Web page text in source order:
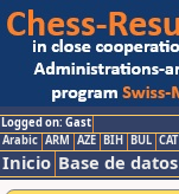
Logged on: Gast
Arabic ARM AZE BIH BUL CAT
Inicio Base de